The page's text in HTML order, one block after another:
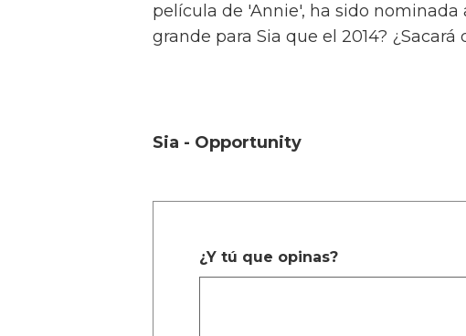
película de 'Annie', ha sido nominada
grande para Sia que el 2014?
Sia - Opportunity
¿Y tú que opinas?